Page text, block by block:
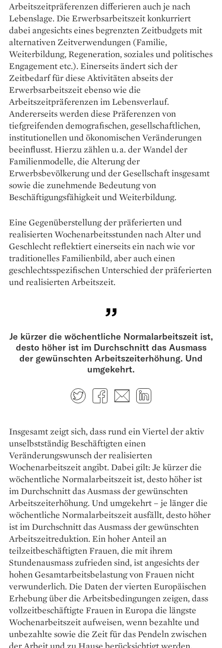
Arbeitszeitpräferenzen differieren auch je nach
Lebenslage. Die Erwerbsarbeitszeit konkurriert
dabei angesichts eines begrenzten Zeitbudgets mit
alternativen Zeitverwendungen (Familie,
Weiterbildung, Regeneration, soziales und politisches
Engagement etc.). Einerseits ändert sich der
Zeitbedarf für diese Aktivitäten abseits der
Erwerbsarbeitszeit ebenso wie die
Arbeitszeitpräferenzen im Lebensverlauf.
Andererseits werden diese Präferenzen von
tiefgreifenden demografischen, gesellschaftlichen,
institutionellen und ökonomischen Veränderungen
beeinflusst. Hierzu zählen u. a. der Wandel der
Familienmodelle, die Alterung der
Erwerbsbevölkerung und der Gesellschaft insgesamt
sowie die zunehmende Bedeutung von
Beschäftigungsfähigkeit und Weiterbildung.
Eine Gegenüberstellung der präferierten und
realisierten Wochenarbeitsstunden nach Alter und
Geschlecht reflektiert einerseits ein nach wie vor
traditionelles Familienbild, aber auch einen
geschlechtsspezifischen Unterschied der präferierten
und realisierten Arbeitszeit.
Je kürzer die wöchentliche Normalarbeitszeit ist,
desto höher ist im Durchschnitt das Ausmass
der gewünschten Arbeitszeiterhöhung. Und
umgekehrt.
TwitterFacebook
E-mail
Insgesamt zeigt sich, dass rund ein Viertel der aktiv
unselbstständig Beschäftigten einen
Veränderungswunsch der realisierten
Wochenarbeitszeit angibt. Dabei gilt: Je kürzer die
wöchentliche Normalarbeitszeit ist, desto höher ist
im Durchschnitt das Ausmass der gewünschten
Arbeitszeiterhöhung. Und umgekehrt – je länger die
wöchentliche Normalarbeitszeit ausfällt, desto höher
ist im Durchschnitt das Ausmass der gewünschten
Arbeitszeitreduktion. Ein ­hoher Anteil an
teilzeitbeschäftigten Frauen, die mit ihrem
Stundenausmass zufrieden sind, ist angesichts der
hohen Gesamt­arbeitsbelastung von Frauen nicht
verwunderlich. Die Daten der vierten Europäischen
Erhebung über die Arbeitsbedingungen zeigen, dass
vollzeitbeschäftigte Frauen in Europa die längste
Wochenarbeitszeit aufweisen, wenn bezahlte und
unbezahlte sowie die Zeit für das Pendeln zwischen
der Arbeit und zu Hause berücksichtigt werden.